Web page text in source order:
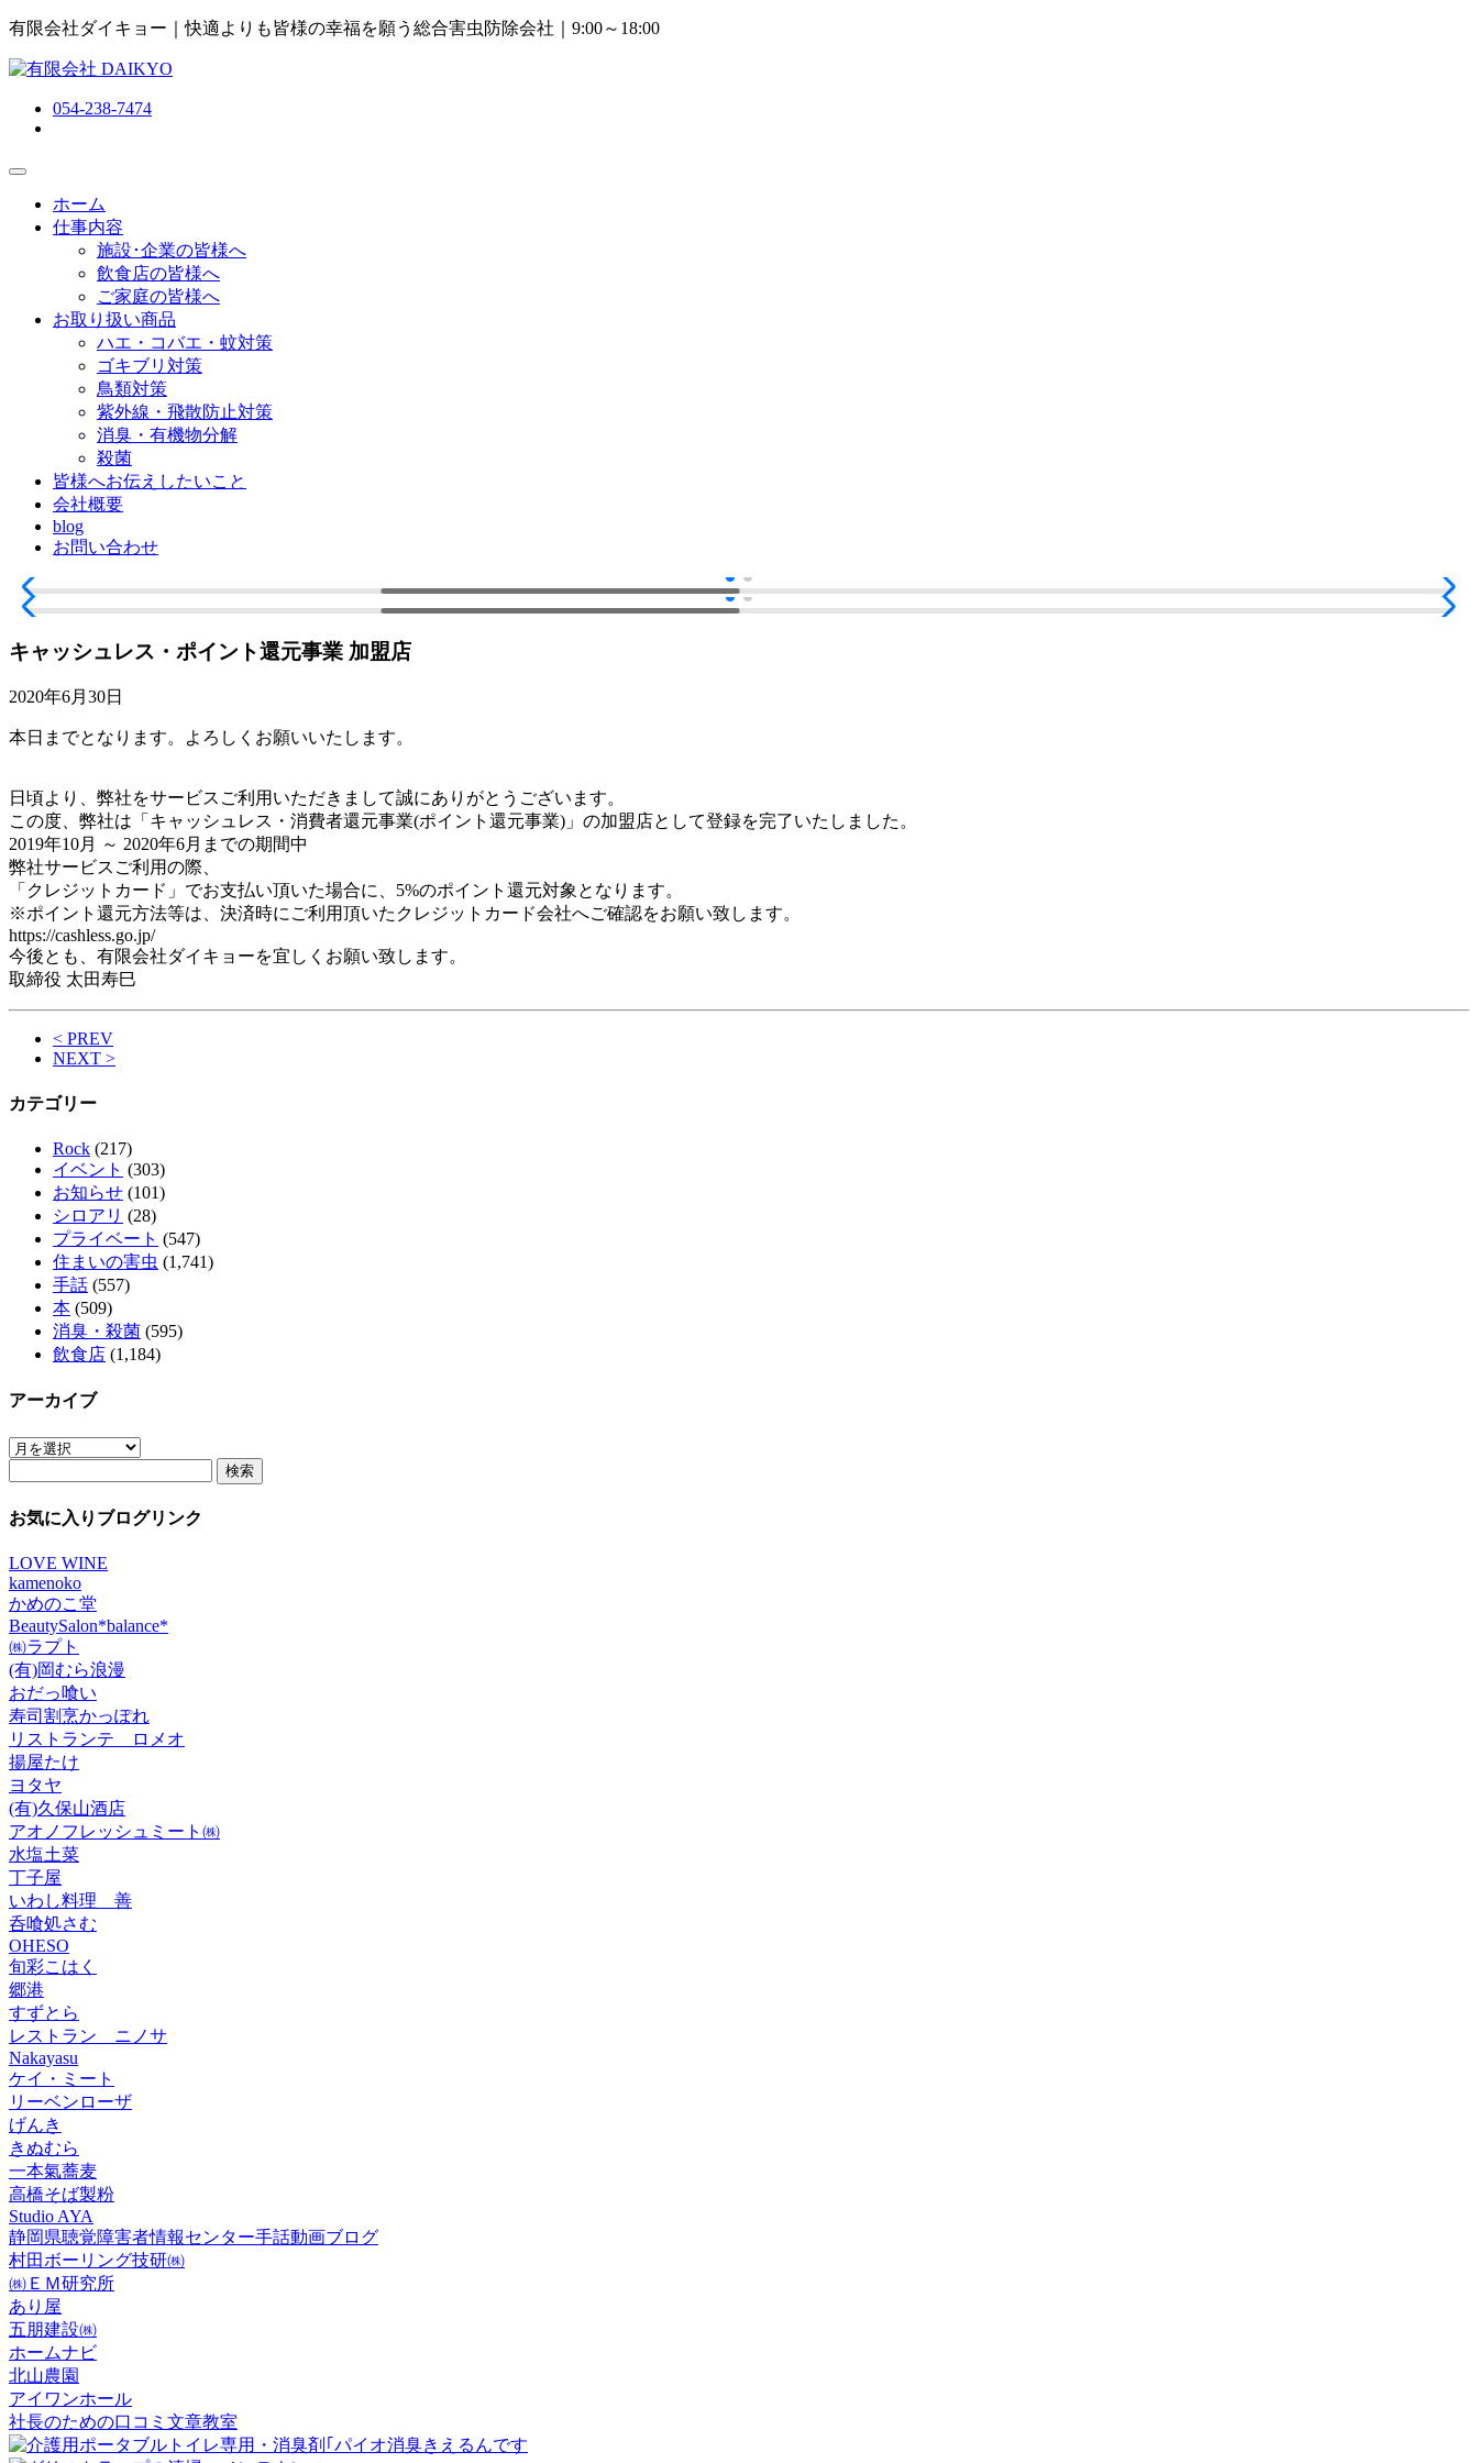
有限会社ダイキョー｜快適よりも皆様の幸福を願う総合害虫防除会社 ｜9:00～18:00
054-238-7474
ホーム
仕事内容
施設･企業の皆様へ
飲食店の皆様へ
ご家庭の皆様へ
お取り扱い商品
ハエ・コバエ・蚊対策
ゴキブリ対策
鳥類対策
紫外線・飛散防止対策
消臭・有機物分解
殺菌
皆様へお伝えしたいこと
会社概要
blog
お問い合わせ
キャッシュレス・ポイント還元事業 加盟店
2020年6月30日
本日までとなります。よろしくお願いいたします。
日頃より、弊社をサービスご利用いただきまして誠にありがとうございます。
この度、弊社は「キャッシュレス・消費者還元事業(ポイント還元事業)」の加盟店として登録を完了いたしました。
2019年10月 ～ 2020年6月までの期間中
弊社サービスご利用の際、
「クレジットカード」でお支払い頂いた場合に、5%のポイント還元対象となります。
※ポイント還元方法等は、決済時にご利用頂いたクレジットカード会社へご確認をお願い致します。
https://cashless.go.jp/
今後とも、有限会社ダイキョーを宜しくお願い致します。
取締役 太田寿巳
< PREV
NEXT >
カテゴリー
Rock (217)
イベント (303)
お知らせ (101)
シロアリ (28)
プライベート (547)
住まいの害虫 (1,741)
手話 (557)
本 (509)
消臭・殺菌 (595)
飲食店 (1,184)
アーカイブ
ア
イ
お気に入りブログリンク
LOVE WINE
kamenoko
かめのこ堂
BeautySalon*balance*
㈱ラプト
(有)岡むら浪漫
おだっ喰い
寿司割烹かっぽれ
リストランテ ロメオ
揚屋たけ
ヨタヤ
(有)久保山酒店
アオノフレッシュミート㈱
水塩土菜
丁子屋
いわし料理 善
呑喰処さむ
OHESO
旬彩こはく
郷港
すずとら
レストラン ニノサ
Nakayasu
ケイ・ミート
リーベンローザ
げんき
きぬむら
一本氣蕎麦
高橋そば製粉
Studio AYA
静岡県聴覚障害者情報センター手話動画ブログ
村田ボーリング技研㈱
㈱ＥＭ研究所
あり屋
五朋建設㈱
ホームナビ
北山農園
アイワンホール
社長のための口コミ文章教室